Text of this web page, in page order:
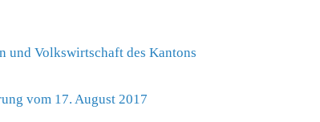
und Volkswirtschaft des Kantons
vom 17. August 2017